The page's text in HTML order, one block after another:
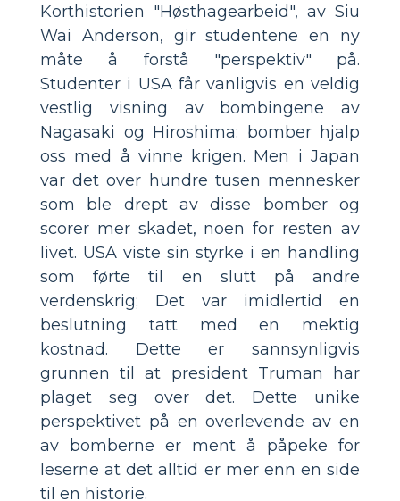
Korthistorien "Høsthagearbeid", av Siu
Wai Anderson, gir studentene en ny
måte å forstå "perspektiv" på.
Studenter i USA får vanligvis en veldig
vestlig visning av bombingene av
Nagasaki og Hiroshima: bomber hjalp
oss med å vinne krigen. Men i Japan
var det over hundre tusen mennesker
som ble drept av disse bomber og
scorer mer skadet, noen for resten av
livet. USA viste sin styrke i en handling
som førte til en slutt på andre
verdenskrig; Det var imidlertid en
beslutning tatt med en mektig
kostnad. Dette er sannsynligvis
grunnen til at president Truman har
plaget seg over det. Dette unike
perspektivet på en overlevende av en
av bomberne er ment å påpeke for
leserne at det alltid er mer enn en side
til en historie.